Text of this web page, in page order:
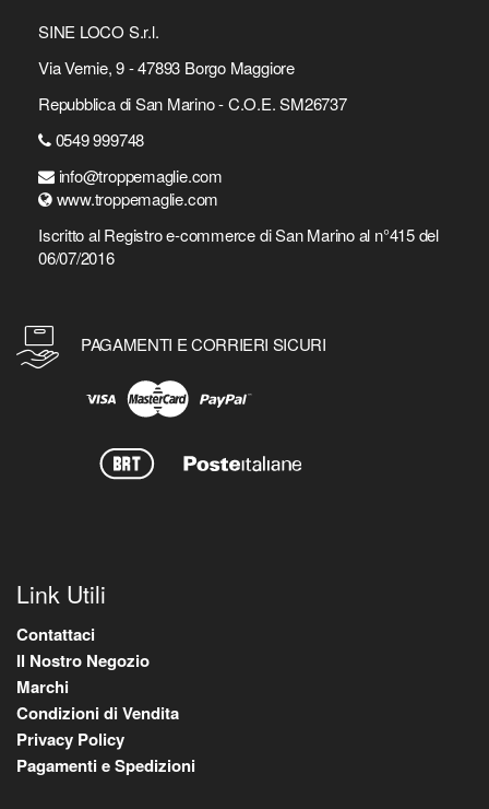
SINE LOCO S.r.l.
Via Vernie, 9 - 47893 Borgo Maggiore
Repubblica di San Marino - C.O.E. SM26737
0549 999748
info@troppemaglie.com
www.troppemaglie.com
Iscritto al Registro e-commerce di San Marino al n°415 del
06/07/2016
PAGAMENTI E CORRIERI SICURI
Link Utili
Contattaci
Il Nostro Negozio
Marchi
Condizioni di Vendita
Privacy Policy
Pagamenti e Spedizioni